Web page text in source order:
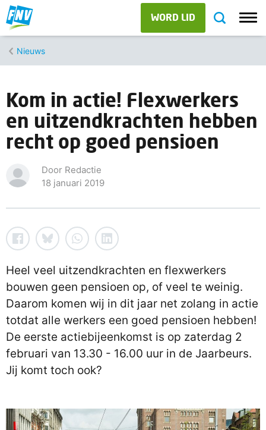
WORD LID
Nieuws
Kom in actie! Flexwerkers
en uitzendkrachten hebben
recht op goed pensioen
Door Redactie
18 januari 2019
Heel veel uitzendkrachten en flexwerkers
bouwen geen pensioen op, of veel te weinig.
Daarom komen wij in dit jaar net zolang in actie
totdat alle werkers een goed pensioen hebben!
De eerste actiebijeenkomst is op zaterdag 2
februari van 13.30 - 16.00 uur in de Jaarbeurs.
Jij komt toch ook?